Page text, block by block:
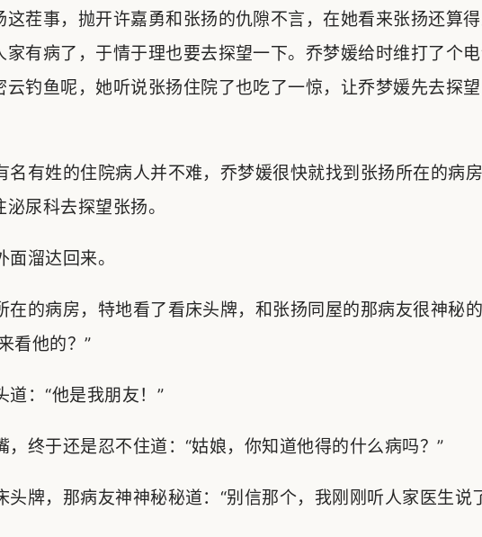
这茬事，抛开许嘉勇和张扬的仇隙不言，在她看来张扬还算
家有病了，于情于理也要去探望一下。乔梦媛给时维打了个
云钓鱼呢，她听说张扬住院了也吃了一惊，让乔梦媛先去探
有姓的住院病人并不难，乔梦媛很快就找到张扬所在的病
尿科去探望张扬。
溜达回来。
的病房，特地看了看床头牌，和张扬同屋的那病友很神秘
看他的？”
：“他是我朋友！”
终于还是忍不住道：“姑娘，你知道他得的什么病吗？”
牌，那病友神神秘秘道：“别信那个，我刚刚听人家医生说